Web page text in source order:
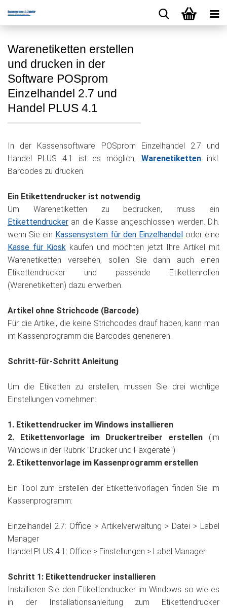
Warenetiketten erstellen
und drucken in der
Software POSprom
Einzelhandel 2.7 und
Handel PLUS 4.1
In der Kassensoftware POSprom Einzelhandel 2.7 und
Handel PLUS 4.1 ist es möglich, Warenetiketten inkl.
Barcodes zu drucken.
Ein Etikettendrucker ist notwendig
Um Warenetiketten zu bedrucken, muss ein
Etikettendrucker an die Kasse angeschlossen werden. D.h.
wenn Sie ein Kassensystem für den Einzelhandel oder eine
Kasse für Kioskkaufen und möchten jetzt Ihre Artikel mit
Warenetiketten versehen, sollen Sie dann auch einen
Etikettendrucker und passende Etikettenrollen
(Warenetiketten) dazu erwerben.
Artikel ohne Strichcode (Barcode)
Für die Artikel, die keine Strichcodes drauf haben, kann man
im Kassenprogramm die Barcodes generieren.
Schritt-für-Schritt Anleitung
Um die Etiketten zu erstellen, müssen Sie drei wichtige
Einstellungen vornehmen:
1. Etikettendrucker im Windows installieren
2. Etikettenvorlage im Druckertreiber erstellen (im
Windows in der Rubrik "Drucker und Faxgeräte")
2. Etikettenvorlage im Kassenprogramm erstellen
Ein Tool zum Erstellen der Etikettenvorlagen finden Sie im
Kassenprogramm:
Einzelhandel 2.7: Office > Artikelverwaltung > Datei > Label
Manager
Handel PLUS 4.1: Office > Einstellungen > Label Manager
Schritt 1: Etikettendrucker installieren
Installieren Sie den Etikettendrucker im Windows so wie es
in der Installationsanleitung zum Etikettendrucker